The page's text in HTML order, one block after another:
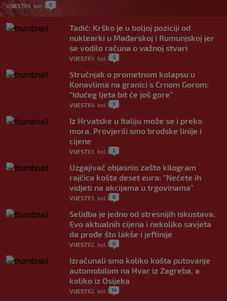
VIJESTI 4. kol. 6
Tadić: Krško je u boljoj poziciji od
nuklearki u Mađarskoj i Rumunjskoj jer
se vodilo računa o važnoj stvari
VIJESTI 4. kol. 5
Stručnjak o prometnom kolapsu u
Konavlima na granici s Crnom Gorom:
"Idućeg ljeta bit će još gore"
VIJESTI 4. kol. 3
Iz Hrvatske u Italiju može se i preko
mora. Provjerili smo brodske linije i
cijene
VIJESTI 3. kol. 2
Uzgajivač objasnio zašto kilogram
rajčica košta deset eura: "Nećete ih
vidjeti na akcijama u trgovinama"
VIJESTI 3. kol. 8
Selidba je jedno od stresnijih iskustava.
Evo aktualnih cijena i nekoliko savjeta
da prođe što lakše i jeftinije
VIJESTI 2. kol. 0
Izračunali smo koliko košta putovanje
automobilom na Hvar iz Zagreba, a
koliko iz Osijeka
VIJESTI 2. kol. 14